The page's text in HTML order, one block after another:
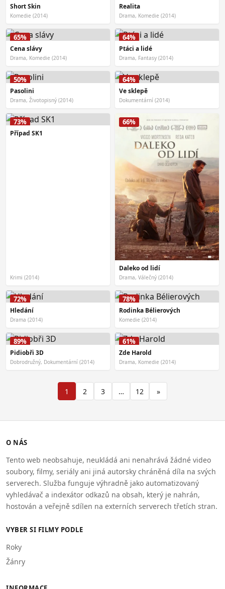
Short Skin
Komedie (2014)
Realita
Drama, Komedie (2014)
65%
Cena slávy
Drama, Komedie (2014)
64%
Ptáci a lidé
Drama, Fantasy (2014)
50%
Pasolini
Drama, Životopisný (2014)
64%
Ve sklepě
Dokumentární (2014)
73%
Případ SK1
Krimi (2014)
66%
Daleko od lidí
Drama, Válečný (2014)
72%
Hledání
Drama (2014)
78%
Rodinka Bélierových
Komedie (2014)
89%
Pidiobři 3D
Dobrodružný, Dokumentární (2014)
61%
Zde Harold
Drama, Komedie (2014)
1 2 3 … 12 »
O NÁS
Tento web neobsahuje, neukládá ani nenahrává žádné video
soubory, filmy, seriály ani jiná autorsky chráněná díla na svých
serverech. Služba funguje výhradně jako automatizovaný
vyhledávač a indexátor odkazů na obsah, který je nahrán,
hostován a veřejně sdílen na externích serverech třetích stran.
VYBER SI FILMY PODLE
Roky
Žánry